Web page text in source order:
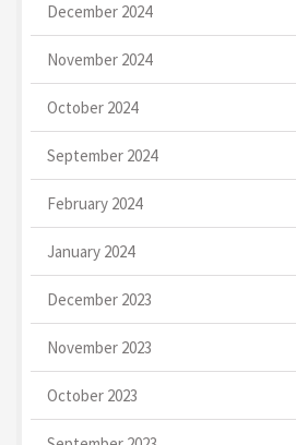
December 2024
November 2024
October 2024
September 2024
February 2024
January 2024
December 2023
November 2023
October 2023